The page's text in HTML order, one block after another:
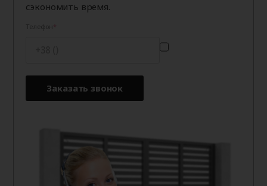
сэкономить время.
Заказать звонок